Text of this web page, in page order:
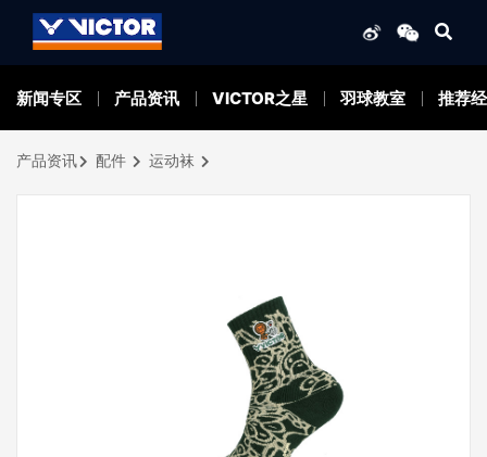
新闻专区 产品资讯 VICTOR之星 羽球教室 推荐
产品资讯 配件 运动袜